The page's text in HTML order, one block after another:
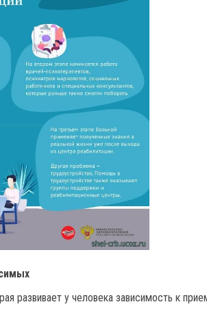
развивает у человека зависимость к